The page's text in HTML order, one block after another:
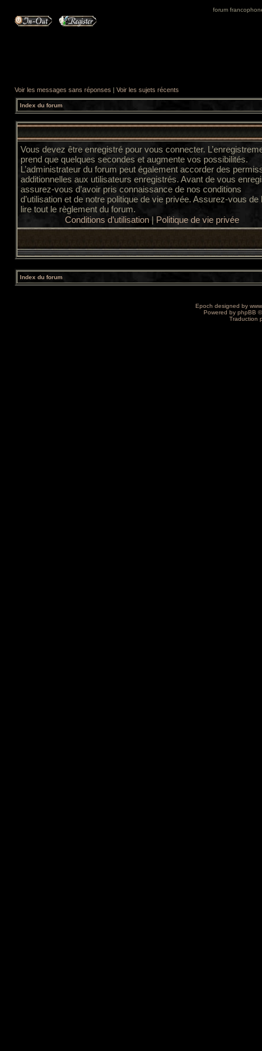
forum
Voir les messages sans réponses | Voir les sujets récents
Index du forum
Vous devez être enregistré pour vous connecter.
prend que quelques secondes et augmente vos possibilités.
L’administrateur du forum peut également accorder des
additionnelles aux utilisateurs enregistrés. Avant de vous
assurez-vous d’avoir pris connaissance de nos conditions
d’utilisation et de notre politique de vie privée. Assurez-vous de
lire tout le règlement du forum.
Conditions d’utilisation| Politique de vie privée
Index du forum
Epoch designed by
Powered by phpBB
Traduction